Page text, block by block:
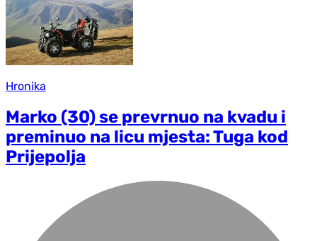
Hronika
Marko (30) se prevrnuo na kvadu i
preminuo na licu mjesta: Tuga kod
Prijepolja